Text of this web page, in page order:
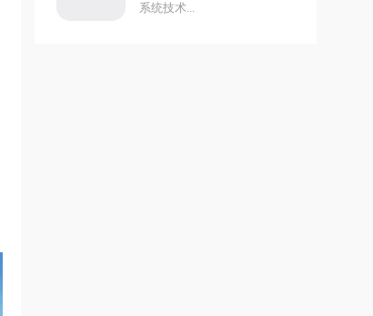
系统技术...